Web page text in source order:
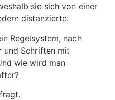
sie sich von einer
distanzierte.
Regelsystem, nach
und Schriften mit
wie wird man